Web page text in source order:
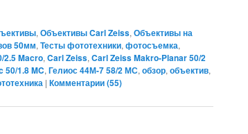
, Объективы Carl Zeiss, Объективы на
50мм, Тесты фототехники, фотосъемка,
2.5 Macro, Carl Zeiss, Carl Zeiss Makro-Planar 50/2
50/1.8 MC, Гелиос 44М-7 58/2 МС, обзор, объектив,
| Комментарии (55)